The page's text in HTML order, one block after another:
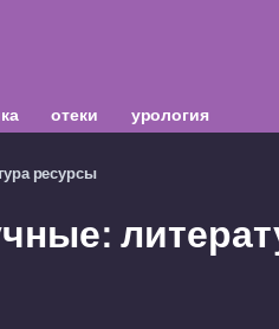
отеки урология
ресурсы